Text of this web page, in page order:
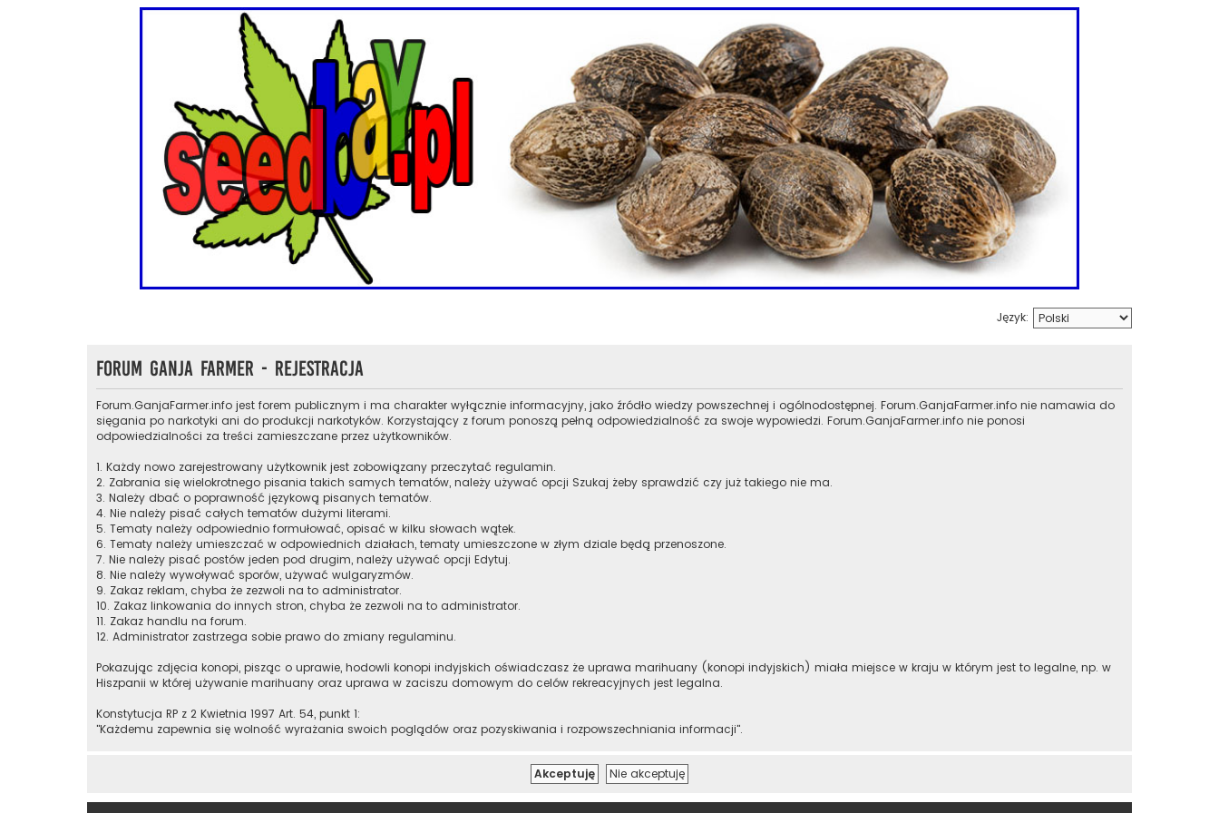
Język:
Forum Ganja Farmer - Rejestracja
Forum.GanjaFarmer.info jest forem publicznym i ma charakter wyłącznie informacyjny, jako źródło wiedzy powszechnej i ogólnodostępnej. Forum.GanjaFarmer.info nie namawia do
sięgania po narkotyki ani do produkcji narkotyków. Korzystający z forum ponoszą pełną odpowiedzialność za swoje wypowiedzi. Forum.GanjaFarmer.info nie ponosi
odpowiedzialności za treści zamieszczane przez użytkowników.
1. Każdy nowo zarejestrowany użytkownik jest zobowiązany przeczytać regulamin.
2. Zabrania się wielokrotnego pisania takich samych tematów, należy używać opcji Szukaj żeby sprawdzić czy już takiego nie ma.
3. Należy dbać o poprawność językową pisanych tematów.
4. Nie należy pisać całych tematów dużymi literami.
5. Tematy należy odpowiednio formułować, opisać w kilku słowach wątek.
6. Tematy należy umieszczać w odpowiednich działach, tematy umieszczone w złym dziale będą przenoszone.
7. Nie należy pisać postów jeden pod drugim, należy używać opcji Edytuj.
8. Nie należy wywoływać sporów, używać wulgaryzmów.
9. Zakaz reklam, chyba że zezwoli na to administrator.
10. Zakaz linkowania do innych stron, chyba że zezwoli na to administrator.
11. Zakaz handlu na forum.
12. Administrator zastrzega sobie prawo do zmiany regulaminu.
Pokazując zdjęcia konopi, pisząc o uprawie, hodowli konopi indyjskich oświadczasz że uprawa marihuany (konopi indyjskich) miała miejsce w kraju w którym jest to legalne, np. w
Hiszpanii w której używanie marihuany oraz uprawa w zaciszu domowym do celów rekreacyjnych jest legalna.
Konstytucja RP z 2 Kwietnia 1997 Art. 54, punkt 1:
"Każdemu zapewnia się wolność wyrażania swoich poglądów oraz pozyskiwania i rozpowszechniania informacji".